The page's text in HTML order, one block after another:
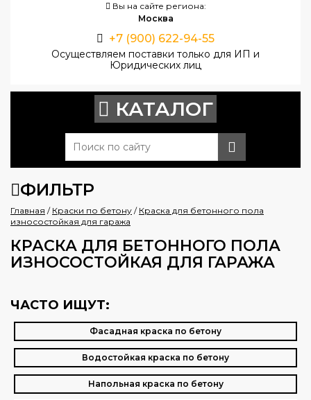
Вы на сайте региона:
Москва
+7 (900) 622-94-55
Осуществляем поставки только для ИП и
Юридических лиц
КАТАЛОГ
ФИЛЬТР
Главная / Краски по бетону / Краска для бетонного пола
износостойкая для гаража
КРАСКА ДЛЯ БЕТОННОГО ПОЛА
ИЗНОСОСТОЙКАЯ ДЛЯ ГАРАЖА
ЧАСТО ИЩУТ:
Фасадная краска по бетону
Водостойкая краска по бетону
Напольная краска по бетону